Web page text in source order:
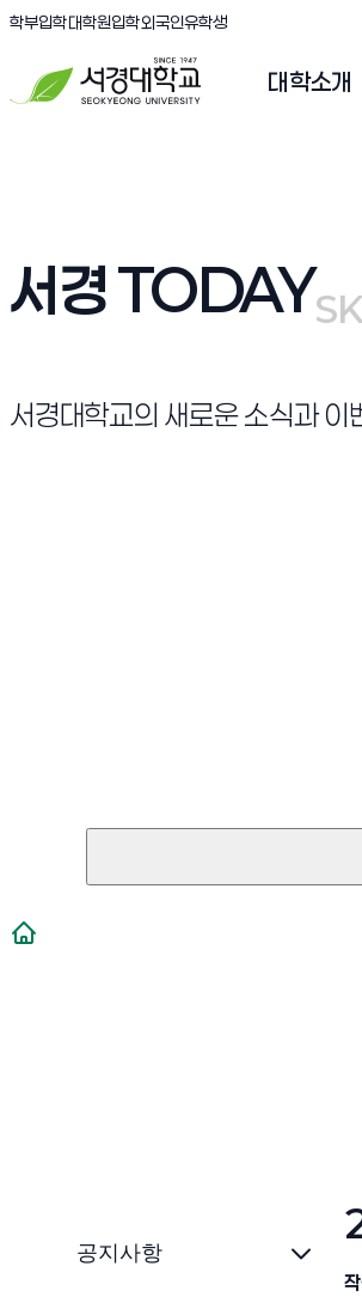
서경대학교
학부입학(새창 열림)
대학원입학(새창 열림)
외국인유학생(새창 열림)
대학소개
서경 TODAY
서경대학교의 새로운 소식과
공지사항